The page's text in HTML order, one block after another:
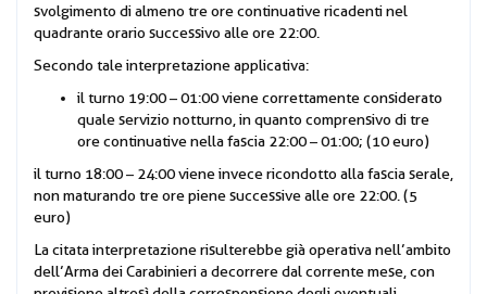
svolgimento di almeno tre ore continuative ricadenti nel
quadrante orario successivo alle ore 22:00.
Secondo tale interpretazione applicativa:
il turno 19:00 – 01:00 viene correttamente considerato
quale servizio notturno, in quanto comprensivo di tre
ore continuative nella fascia 22:00 – 01:00; (10 euro)
il turno 18:00 – 24:00 viene invece ricondotto alla fascia serale,
non maturando tre ore piene successive alle ore 22:00. (5
euro)
La citata interpretazione risulterebbe già operativa nell’ambito
dell’Arma dei Carabinieri a decorrere dal corrente mese, con